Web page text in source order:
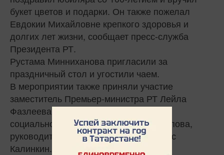
букет цветов и подарки. Он также пожелал
Евдокии Михайловне крепкого здоровья и
долгих лет жизни, сообщает пресс-служба
Президента РТ.
Рустама Минниханова пригласили за
праздничный стол и угостили чаем.
В мероприятии также приняли участие
заместитель Премьер-министра РТ Лейла
Фазлеева, министр труда, занятости и
социальной защиты РТ Эльмира Зарипова,
руководитель Исполкома Казани Денис
Калинкин.